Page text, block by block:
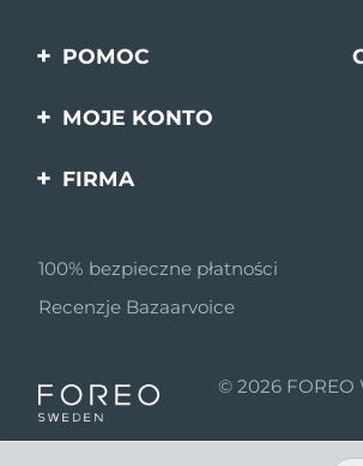
POMOC
Kontakt
MOJE KONTO
FIRMA
Program partnerski
Wiadomości
MYSA
Dystrybutorzy
100% bezpieczne płatności
Recenzje Bazaarvoice
© 2026 FOREO